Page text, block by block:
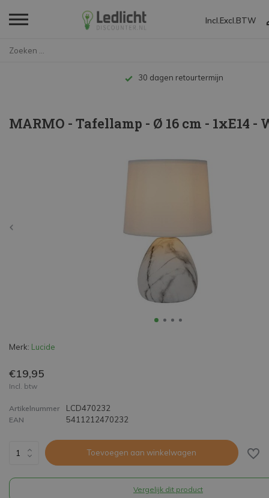
Incl. Excl. BTW
Tot 10 jaar garantie
MARMO - Tafellamp - Ø 16 cm - 1xE14 -
Merk: Lucide
€19,95
Incl. btw
Artikelnummer LCD470232
EAN 5411212470232
Toevoegen aan winkelwagen
Vergelijk dit product